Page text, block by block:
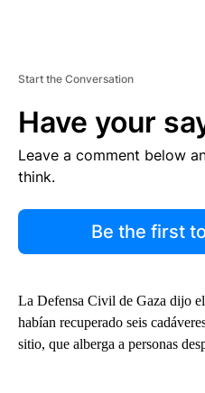
Start the Conversation
Have your
Leave a comment below
think.
Be the first
La Defensa Civil de Gaza dijo
habían recuperado seis
sitio, que alberga a personas